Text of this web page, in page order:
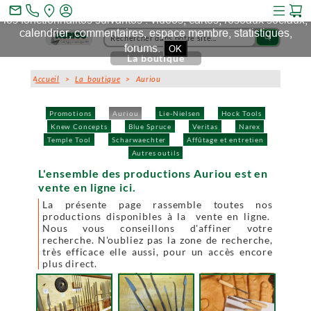
search
Promotions Auriou Lie-Nielsen
Hock Tools
Knew Concepts
Blue Spruce Veritas
Narex
Temple Tool
Scharwaechter
Affûtage et entretien
Autres outils
La boutique
Accueil >La boutique > Auriou
L'ensemble des productions Auriou est en
vente en ligne ici.
La présente page rassemble toutes nos
productions disponibles à la vente en ligne.
Nous vous conseillons d'affiner votre
recherche. N'oubliez pas la zone de recherche,
très efficace elle aussi, pour un accès encore
plus direct.
mail_outline
Ce site et des sites tiers qu'il utilise collectent des cookies pour
les fonctionnalités suivantes : vidéos, cartes, réseaux sociaux,
calendrier, commentaires, espace membre, statistiques,
forums. OK